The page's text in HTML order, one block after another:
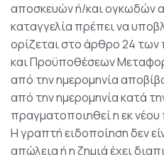
αποσκευών ή/και ογκωδών
καταγγελία πρέπει να
ορίζεται στο άρθρο 24
και Προϋποθέσεων
από την ημερομηνία
από την ημερομηνία κατά
πραγματοποιηθεί η εκ
Η γραπτή ειδοποίηση δεν
απώλεια ή η ζημιά έχει